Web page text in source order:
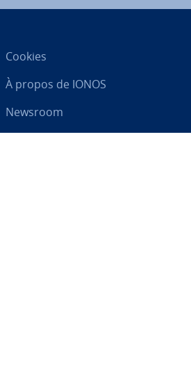
Cookies
À propos de IONOS
Newsroom